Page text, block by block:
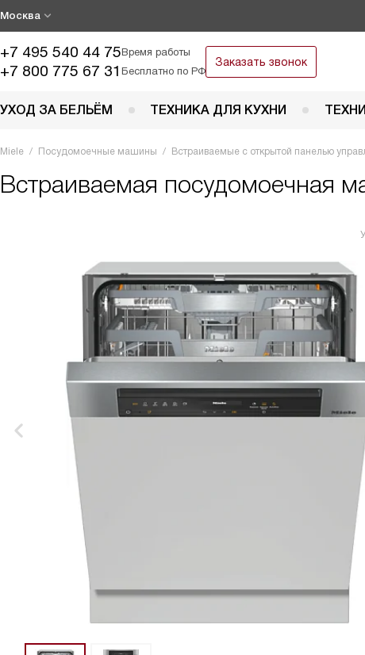
Москва
+7 495 540 44 75Время работы
+7 800 775 67 31 Бесплатно по РФ
Заказать звонок
УХОД ЗА БЕЛЬЁМ ТЕХНИКА ДЛЯ КУХНИ
Miele Посудомоечные машины Встраиваемые с открытой панелью
Встраиваемая посудомоечная